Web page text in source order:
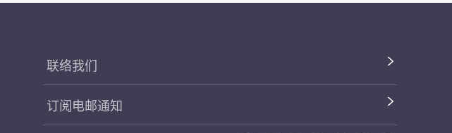
联络我们
订阅电邮通知